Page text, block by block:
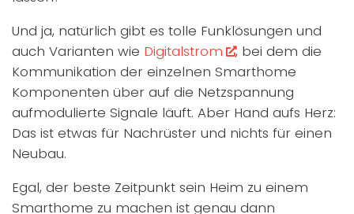
Und ja, natürlich gibt es tolle Funklösungen und
auch Varianten wie Digitalstrom
, bei dem die
Kommunikation der einzelnen Smarthome
Komponenten über auf die Netzspannung
aufmodulierte Signale läuft. Aber Hand aufs Herz:
Das ist etwas für Nachrüster und nichts für einen
Neubau.
Egal, der beste Zeitpunkt sein Heim zu einem
Smarthome zu machen ist genau dann